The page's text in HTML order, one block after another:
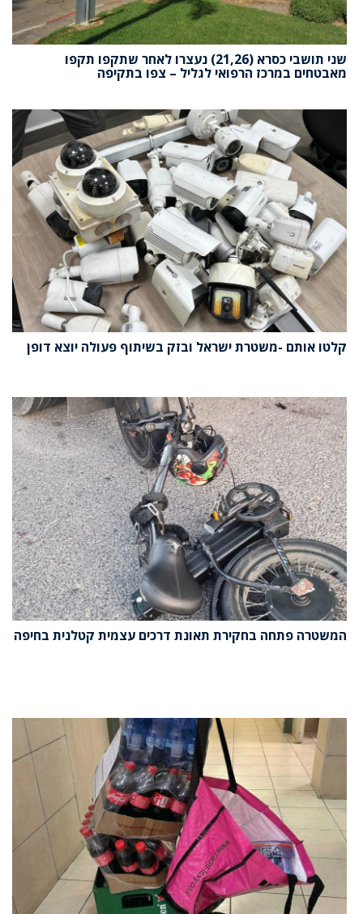
שני תושבי כסרא (21,26) נעצרו לאחר שתקפו תקפו
מאבטחים במרכז הרפואי לגליל – צפו בתקיפה
קלטו אותם -משטרת ישראל ובזק בשיתוף פעולה יוצא דופן
המשטרה פתחה בחקירת תאונת דרכים עצמית קטלנית בחיפה